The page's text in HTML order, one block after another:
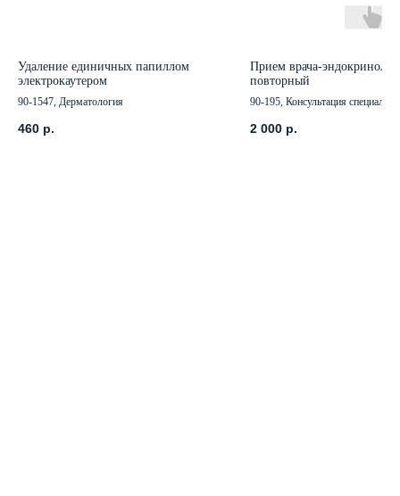
Удаление единичных папиллом
электрокаутером
90-1547, Дерматология
460 р.
Прием врача-
повторный
90-195, Консультация
2 000 р.